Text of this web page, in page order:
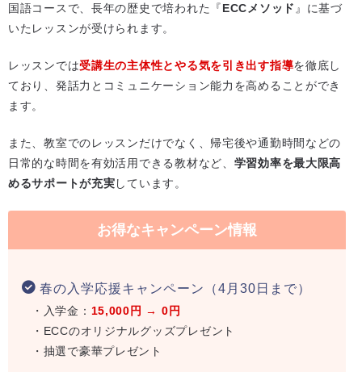
国語コースで、長年の歴史で培われた『ECCメソッド 』に基づ
いたレッスンが受けられます。
レッスンでは受講生の主体性とやる気を引き出す指導を徹底し
ており、発話力とコミュニケーション能力を高めることができ
ます。
また、教室でのレッスンだけでなく、帰宅後や通勤時間などの
日常的な時間を有効活用できる教材など、 学習効率を最大限高
めるサポートが充実しています。
お得なキャンペーン情報
春の入学応援キャンペーン（4月30日まで）
・入学金： 15,000円 → 0円
・ECCのオリジナルグッズプレゼント
・抽選で豪華プレゼント